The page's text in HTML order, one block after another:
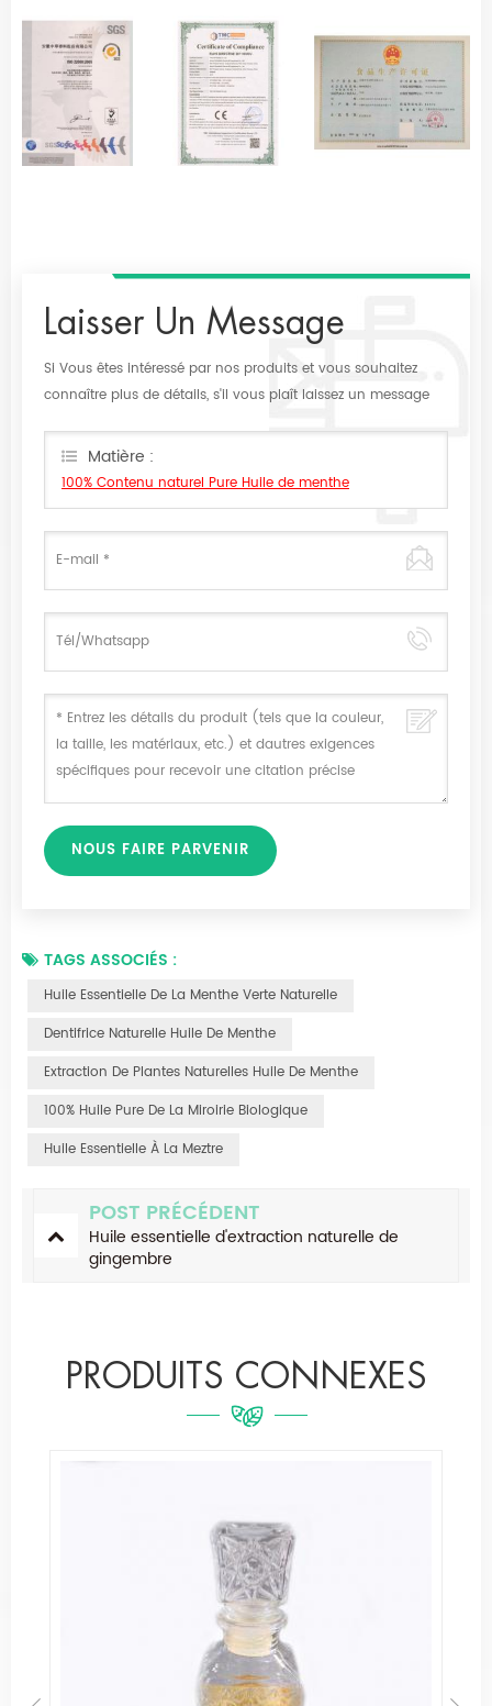
Laisser Un Message
Si Vous êtes intéressé par nos produits et vous souhaitez
connaître plus de détails, s'il vous plaît laissez un message
Matière :
100% Contenu naturel Pure Huile de menthe
TAGS ASSOCIÉS :
Huile Essentielle De La Menthe Verte Naturelle
Dentifrice Naturelle Huile De Menthe
Extraction De Plantes Naturelles Huile De Menthe
100% Huile Pure De La Miroirie Biologique
Huile Essentielle À La Meztre
POST PRÉCÉDENT
Huile essentielle d'extraction naturelle de
gingembre
PRODUITS CONNEXES